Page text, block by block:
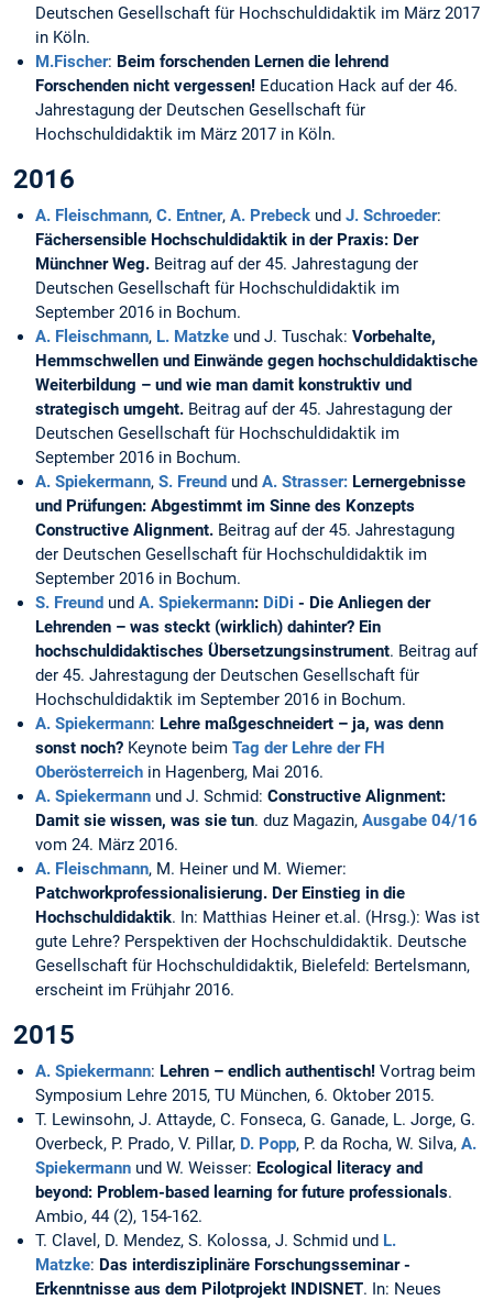
Deutschen Gesellschaft für Hochschuldidaktik im März 2017
in Köln.
M.Fischer: Beim forschenden Lernen die lehrend
Forschenden nicht vergessen! Education Hack auf der 46.
Jahrestagung der Deutschen Gesellschaft für
Hochschuldidaktik im März 2017 in Köln.
2016
A. Fleischmann, C. Entner, A. Prebeck und J. Schroeder:
Fächersensible Hochschuldidaktik in der Praxis: Der
Münchner Weg. Beitrag auf der 45. Jahrestagung der
Deutschen Gesellschaft für Hochschuldidaktik im
September 2016 in Bochum.
A. Fleischmann, L. Matzke und J. Tuschak: Vorbehalte,
Hemmschwellen und Einwände gegen hochschuldidaktische
Weiterbildung – und wie man damit konstruktiv und
strategisch umgeht. Beitrag auf der 45. Jahrestagung der
Deutschen Gesellschaft für Hochschuldidaktik im
September 2016 in Bochum.
A. Spiekermann, S. Freund und A. Strasser: Lernergebnisse
und Prüfungen: Abgestimmt im Sinne des Konzepts
Constructive Alignment. Beitrag auf der 45. Jahrestagung
der Deutschen Gesellschaft für Hochschuldidaktik im
September 2016 in Bochum.
S. Freund und A. Spiekermann: DiDi - Die Anliegen der
Lehrenden – was steckt (wirklich) dahinter? Ein
hochschuldidaktisches Übersetzungsinstrument. Beitrag auf
der 45. Jahrestagung der Deutschen Gesellschaft für
Hochschuldidaktik im September 2016 in Bochum.
A. Spiekermann: Lehre maßgeschneidert – ja, was denn
sonst noch? Keynote beim Tag der Lehre der FH
Oberösterreich in Hagenberg, Mai 2016.
A. Spiekermann und J. Schmid: Constructive Alignment:
Damit sie wissen, was sie tun. duz Magazin, Ausgabe 04/16
vom 24. März 2016.
A. Fleischmann, M. Heiner und M. Wiemer:
Patchworkprofessionalisierung. Der Einstieg in die
Hochschuldidaktik. In: Matthias Heiner et.al. (Hrsg.): Was ist
gute Lehre? Perspektiven der Hochschuldidaktik. Deutsche
Gesellschaft für Hochschuldidaktik, Bielefeld: Bertelsmann,
erscheint im Frühjahr 2016.
2015
A. Spiekermann: Lehren – endlich authentisch! Vortrag beim
Symposium Lehre 2015, TU München, 6. Oktober 2015.
T. Lewinsohn, J. Attayde, C. Fonseca, G. Ganade, L. Jorge, G.
Overbeck, P. Prado, V. Pillar, D. Popp, P. da Rocha, W. Silva, A.
Spiekermann und W. Weisser: Ecological literacy and
beyond: Problem-based learning for future professionals.
Ambio, 44 (2), 154-162.
T. Clavel, D. Mendez, S. Kolossa, J. Schmid und L.
Matzke: Das interdisziplinäre Forschungsseminar -
Erkenntnisse aus dem Pilotprojekt INDISNET. In: Neues